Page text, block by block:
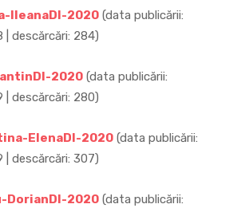
IleanaDI-2020 (data publicării:
descărcări: 284)
2020 (data publicării:
descărcări: 280)
ElenaDI-2020 (data publicării:
descărcări: 307)
DorianDI-2020 (data publicării: